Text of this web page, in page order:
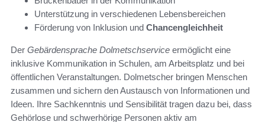
Unterstützung in verschiedenen Lebensbereichen
Förderung von Inklusion und Chancengleichheit
Der Gebärdensprache Dolmetschservice ermöglicht eine
inklusive Kommunikation in Schulen, am Arbeitsplatz und bei
öffentlichen Veranstaltungen. Dolmetscher bringen Menschen
zusammen und sichern den Austausch von Informationen und
Ideen. Ihre Sachkenntnis und Sensibilität tragen dazu bei, dass
Gehörlose und schwerhörige Personen aktiv am